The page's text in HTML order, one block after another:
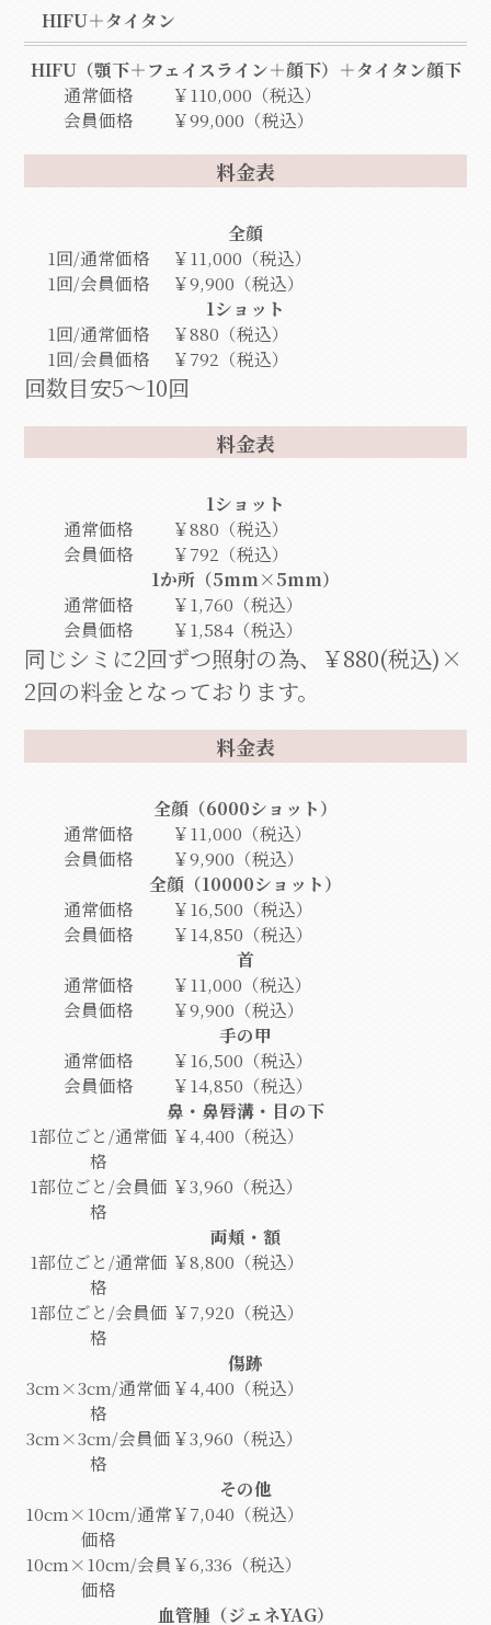
HIFU＋タイタン
HIFU（顎下＋フェイスライン＋顔下）＋タイタン顔下
通常価格
￥110,000（税込）
会員価格
￥99,000（税込）
料金表
全顔
1回/通常価格
￥11,000（税込）
1回/会員価格
￥9,900（税込）
1ショット
1回/通常価格
￥880（税込）
1回/会員価格
￥792（税込）
回数目安5～10回
料金表
1ショット
通常価格
￥880（税込）
会員価格
￥792（税込）
1か所（5mm×5mm）
通常価格
￥1,760（税込）
会員価格
￥1,584（税込）
同じシミに2回ずつ照射の為、￥880(税込)×
2回の料金となっております。
料金表
全顔（6000ショット）
通常価格
￥11,000（税込）
会員価格
￥9,900（税込）
全顔（10000ショット）
通常価格
￥16,500（税込）
会員価格
￥14,850（税込）
首
通常価格
￥11,000（税込）
会員価格
￥9,900（税込）
手の甲
通常価格
￥16,500（税込）
会員価格
￥14,850（税込）
鼻・鼻唇溝・目の下
1部位ごと/通常価
格
￥4,400（税込）
1部位ごと/会員価
格
￥3,960（税込）
両頬・額
1部位ごと/通常価
格
￥8,800（税込）
1部位ごと/会員価
格
￥7,920（税込）
傷跡
3cm×3cm/通常価
格
￥4,400（税込）
3cm×3cm/会員価
格
￥3,960（税込）
その他
10cm×10cm/通常
価格
￥7,040（税込）
10cm×10cm/会員
価格
￥6,336（税込）
血管腫（ジェネYAG）